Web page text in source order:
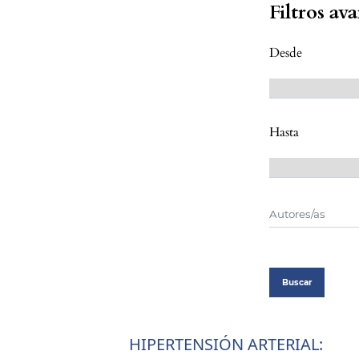
Filtros
Desde
Hasta
Buscar
HIPERTENSIÓN ARTERIAL: